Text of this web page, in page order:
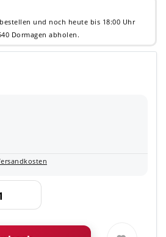
bestellen und noch heute bis 18:00 Uhr
Dormagen abholen.